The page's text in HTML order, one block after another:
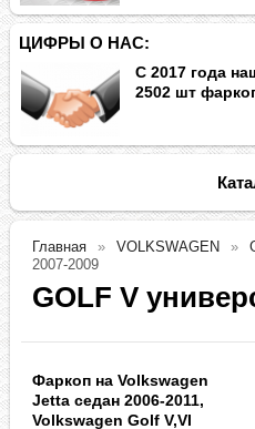
ЦИФРЫ О НАС:
С 2017 года
2502 шт
Главная VOLKSWAGEN
2007-2009
GOLF V
Фаркоп на Volkswagen
Jetta седан 2006-2011,
Volkswagen Golf V,VI